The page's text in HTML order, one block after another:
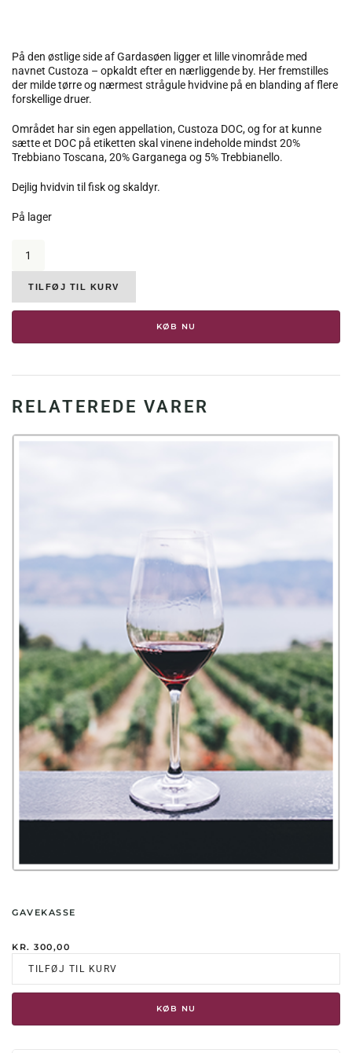
På den østlige side af Gardasøen ligger et lille vinområde med
navnet Custoza – opkaldt efter en nærliggende by. Her fremstilles
der milde tørre og nærmest strågule hvidvine på en blanding af flere
forskellige druer.
Området har sin egen appellation, Custoza DOC, og for at kunne
sætte et DOC på etiketten skal vinene indeholde mindst 20%
Trebbiano Toscana, 20% Garganega og 5% Trebbianello.
Dejlig hvidvin til fisk og skaldyr.
På lager
Custoza
DOC
RUNE
2024,
12%
TILFØJ TIL KURV
KØB NU
RELATEREDE VARER
GAVEKASSE
KR. 300,00
TILFØJ TIL KURV
KØB NU